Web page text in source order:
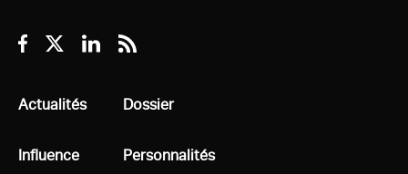
Facebook
TwitterLinkedin
RSS
Tous
Actualités
Tous
Influence
Tous
Dossier
Tous
Personnalités